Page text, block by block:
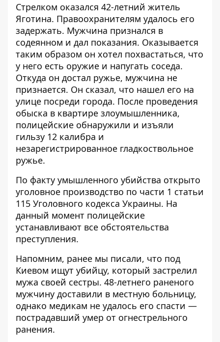
Стрелком оказался 42-летний житель
Яготина. Правоохранителям удалось его
задержать. Мужчина признался в
содеянном и дал показания. Оказывается
таким образом он хотел похвастаться, что
у него есть оружие и напугать соседа.
Откуда он достал ружье, мужчина не
признается. Он сказал, что нашел его на
улице посреди города. После проведения
обыска в квартире злоумышленника,
полицейские обнаружили и изъяли
гильзу 12 калибра и
незарегистрированное гладкоствольное
ружье.
По факту умышленного убийства открыто
уголовное производство по части 1 статьи
115 Уголовного кодекса Украины. На
данный момент полицейские
устанавливают все обстоятельства
преступления.
Напомним, ранее мы писали, что под
Киевом ищут убийцу, который застрелил
мужа своей сестры. 48-летнего раненого
мужчину доставили в местную больницу,
однако медикам не удалось его спасти —
пострадавший умер от огнестрельного
ранения.